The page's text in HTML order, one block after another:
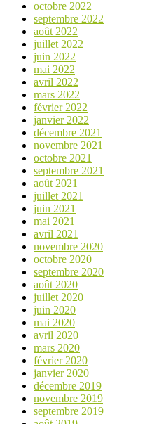
octobre 2022
septembre 2022
août 2022
juillet 2022
juin 2022
mai 2022
avril 2022
mars 2022
février 2022
janvier 2022
décembre 2021
novembre 2021
octobre 2021
septembre 2021
août 2021
juillet 2021
juin 2021
mai 2021
avril 2021
novembre 2020
octobre 2020
septembre 2020
août 2020
juillet 2020
juin 2020
mai 2020
avril 2020
mars 2020
février 2020
janvier 2020
décembre 2019
novembre 2019
septembre 2019